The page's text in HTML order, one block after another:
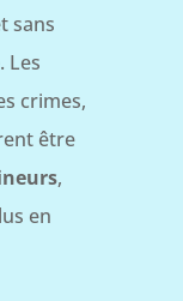
sans
Les
crimes,
être
,
en